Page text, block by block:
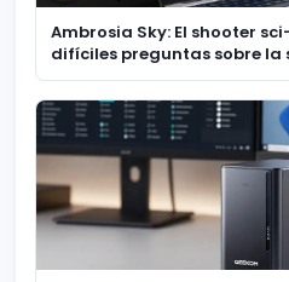
Ambrosia Sky: El shooter
difíciles preguntas sobre la